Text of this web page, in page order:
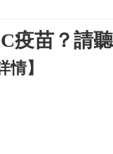
疫苗？請
情】